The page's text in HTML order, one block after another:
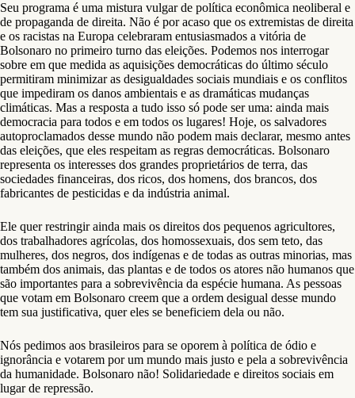
Seu programa é uma mistura vulgar de política econômica neoliberal e
de propaganda de direita. Não é por acaso que os extremistas de direita
e os racistas na Europa celebraram entusiasmados a vitória de
Bolsonaro no primeiro turno das eleições. Podemos nos interrogar
sobre em que medida as aquisições democráticas do último século
permitiram minimizar as desigualdades sociais mundiais e os conflitos
que impediram os danos ambientais e as dramáticas mudanças
climáticas. Mas a resposta a tudo isso só pode ser uma: ainda mais
democracia para todos e em todos os lugares! Hoje, os salvadores
autoproclamados desse mundo não podem mais declarar, mesmo antes
das eleições, que eles respeitam as regras democráticas. Bolsonaro
representa os interesses dos grandes proprietários de terra, das
sociedades financeiras, dos ricos, dos homens, dos brancos, dos
fabricantes de pesticidas e da indústria animal.
Ele quer restringir ainda mais os direitos dos pequenos agricultores,
dos trabalhadores agrícolas, dos homossexuais, dos sem teto, das
mulheres, dos negros, dos indígenas e de todas as outras minorias, mas
também dos animais, das plantas e de todos os atores não humanos que
são importantes para a sobrevivência da espécie humana. As pessoas
que votam em Bolsonaro creem que a ordem desigual desse mundo
tem sua justificativa, quer eles se beneficiem dela ou não.
Nós pedimos aos brasileiros para se oporem à política de ódio e
ignorância e votarem por um mundo mais justo e pela a sobrevivência
da humanidade. Bolsonaro não! Solidariedade e direitos sociais em
lugar de repressão.